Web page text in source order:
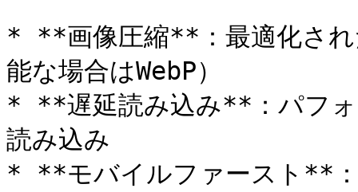
* **画像圧縮**：最適化され
能な場合はWebP）
* **遅延読み込み**：パフォ
読み込み
* **モバイルファースト**：